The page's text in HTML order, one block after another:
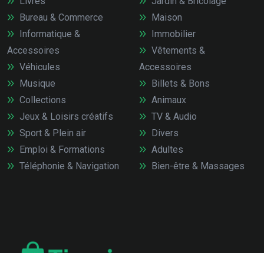
Bureau & Commerce
Informatique &
Accessoires
Véhicules
Maison
Immobilier
Vêtements &
Accessoires
Musique
Collections
Jeux & Loisirs créatifs
Sport & Plein air
Emploi & Formations
Téléphonie & Navigation
Billets & Bons
Animaux
TV & Audio
Divers
Adultes
Bien-être & Massages